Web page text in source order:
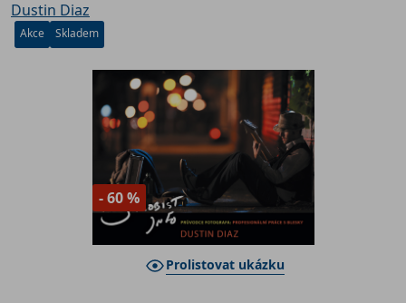
Dustin Diaz
Akce Skladem
- 60 %
Prolistovat ukázku